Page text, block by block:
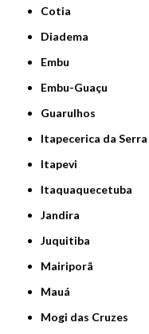
Cotia
Diadema
Embu
Embu-Guaçu
Guarulhos
Itapecerica da Serra
Itapevi
Itaquaquecetuba
Jandira
Juquitiba
Mairiporã
Mauá
Mogi das Cruzes